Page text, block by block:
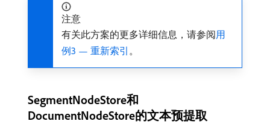
注意
有关此方案的更多详细信息，请参阅用
例3 — 重新索引 。
SegmentNodeStore和
DocumentNodeStore的文本预提取